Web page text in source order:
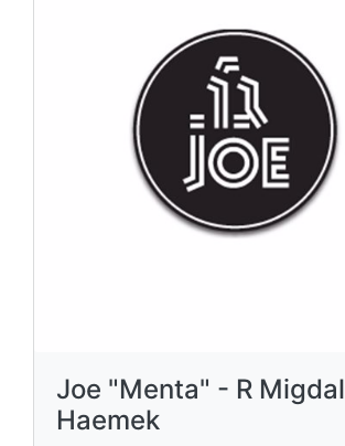
Joe "Menta" - R Migdal
Haemek